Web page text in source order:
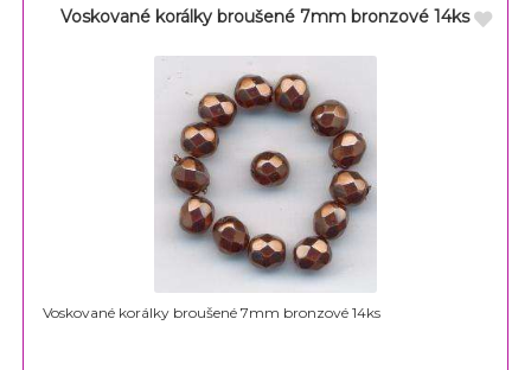
Voskované korálky broušené 7mm bronzové 14ks
Voskované korálky broušené 7mm bronzové 14ks